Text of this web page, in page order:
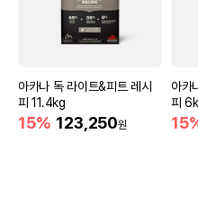
아카나 독 라이트&피트 레시
피 11.4kg
15% 123,250원
아카
피